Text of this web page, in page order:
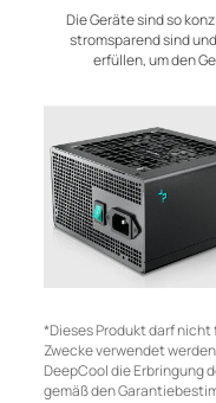
Die Geräte sind so
stromsparend sind
erfüllen, um den
*Dieses Produkt darf nicht
Zwecke verwendet
DeepCool die Erbringung
gemäß den